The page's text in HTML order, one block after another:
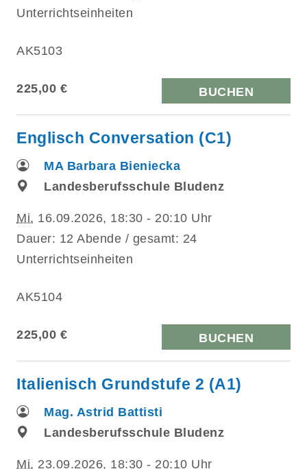
Unterrichtseinheiten
AK5103
225,00 € BUCHEN
Englisch Conversation (C1)
MA Barbara Bieniecka
Landesberufsschule Bludenz
Mi. 16.09.2026, 18:30 - 20:10 Uhr
Dauer: 12 Abende / gesamt: 24
Unterrichtseinheiten
AK5104
225,00 € BUCHEN
Italienisch Grundstufe 2 (A1)
Mag. Astrid Battisti
Landesberufsschule Bludenz
Mi. 23.09.2026, 18:30 - 20:10 Uhr